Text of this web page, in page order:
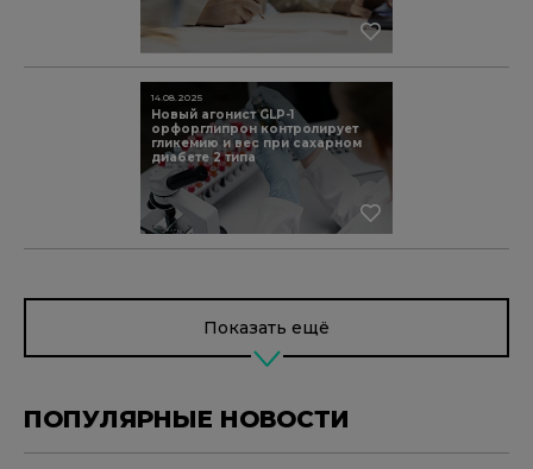
Новый агонист GLP-1
орфорглипрон контролирует
гликемию и вес при сахарном
диабете 2 типа
14.08.2025
Показать ещё
ПОПУЛЯРНЫЕ НОВОСТИ